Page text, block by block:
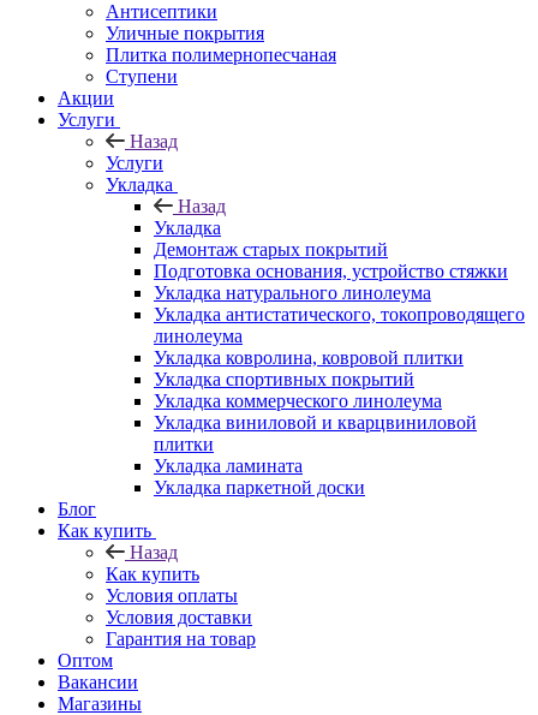
Антисептики
Уличные покрытия
Плитка полимернопесчаная
Ступени
Акции
Услуги
Назад
Услуги
Укладка
Назад
Укладка
Демонтаж старых покрытий
Подготовка основания, устройство стяжки
Укладка натурального линолеума
Укладка антистатического, токопроводящего
линолеума
Укладка ковролина, ковровой плитки
Укладка спортивных покрытий
Укладка коммерческого линолеума
Укладка виниловой и кварцвиниловой
плитки
Укладка ламината
Укладка паркетной доски
Блог
Как купить
Назад
Как купить
Условия оплаты
Условия доставки
Гарантия на товар
Оптом
Вакансии
Магазины